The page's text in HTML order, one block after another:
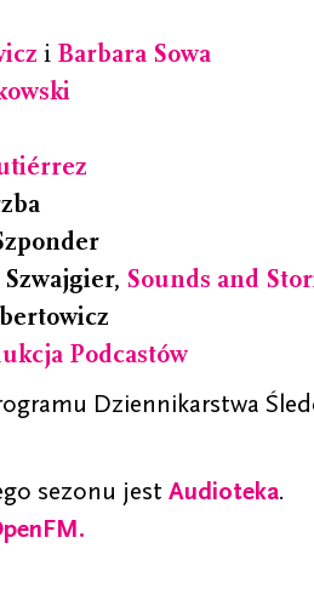
i Barbara Sowa
Sounds and
Podcastów
Dziennikarstwa
sezonu jest Audioteka.